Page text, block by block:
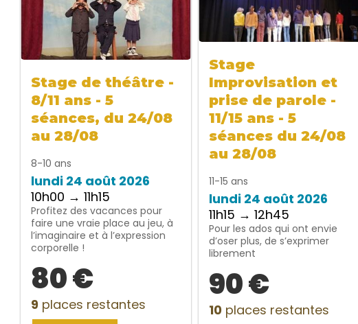
Stage de théâtre -
8/11 ans - 5
séances, du 24/08
au 28/08
8-10 ans
lundi 24 août 2026
10h00 → 11h15
Profitez des vacances pour
faire une vraie place au jeu, à
l’imaginaire et à l’expression
corporelle !
80 €
9 places restantes
Stage
Improvisation et
prise de parole -
11/15 ans - 5
séances du 24/08
au 28/08
11-15 ans
lundi 24 août 2026
11h15 → 12h45
Pour les ados qui ont envie
d’oser plus, de s’exprimer
librement
90 €
10 places restantes